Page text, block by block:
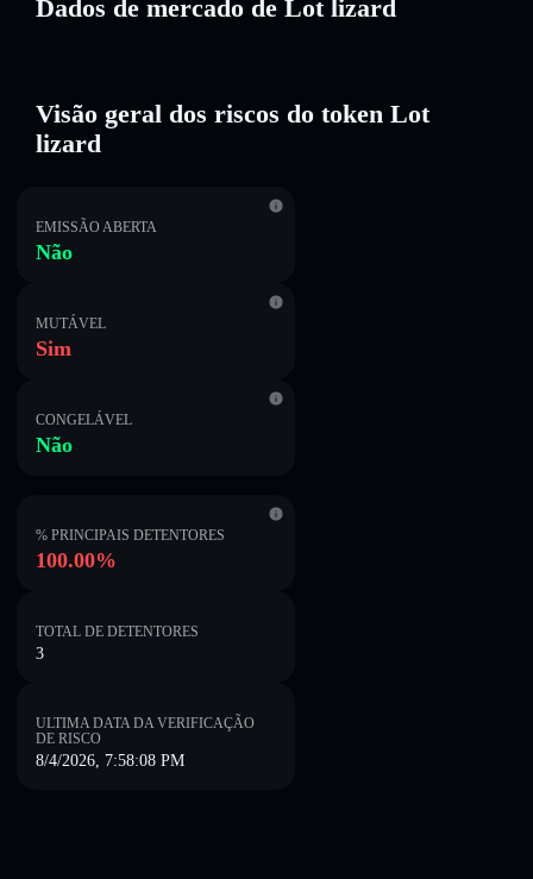
Dados de mercado de Lot lizard
Visão geral dos riscos do token Lot
lizard
EMISSÃO ABERTA
Não
MUTÁVEL
Sim
CONGELÁVEL
Não
% PRINCIPAIS DETENTORES
100.00%
TOTAL DE DETENTORES
3
ULTIMA DATA DA VERIFICAÇÃO
DE RISCO
8/4/2026, 7:58:08 PM